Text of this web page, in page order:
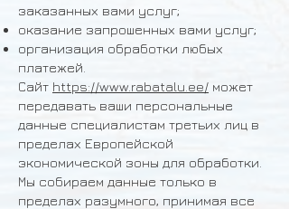
заказанных вами услуг;
оказание запрошенных вами услуг;
организация обработки любых
платежей.
Сайт https://www.rabatalu.ee/ может
передавать ваши персональные
данные специалистам третьих лиц в
пределах Европейской
экономической зоны для обработки.
Мы собираем данные только в
пределах разумного, принимая все